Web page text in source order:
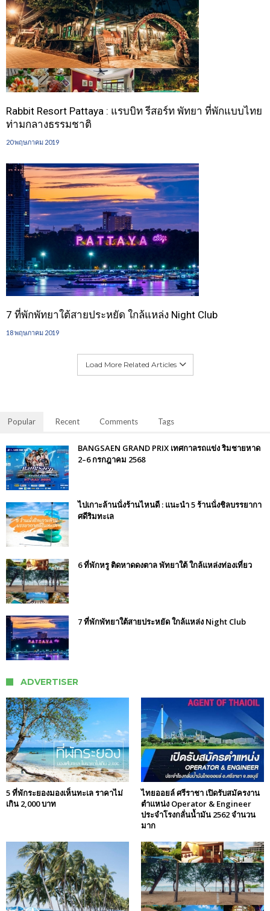
Rabbit Resort Pattaya : แรบบิท รีสอร์ท พัทยา ที่พักแบบไทย
ท่ามกลางธรรมชาติ
20 พฤษภาคม 2019
7 ที่พักพัทยาใต้สายประหยัด ใกล้แหล่ง Night Club
18 พฤษภาคม 2019
Load More Related Articles
Popular Recent Comments Tags
BANGSAEN GRAND PRIX เทศกาลรถแข่ง ริมชายหาด
2–6 กรกฎาคม 2568
ไปเกาะล้านนั่งร้านไหนดี : แนะนำ 5 ร้านนั่งชิลบรรยากา
ศดีริมทะเล
6 ที่พักหรู ติดหาดดงตาล พัทยาใต้ ใกล้แหล่งท่องเที่ยว
7 ที่พักพัทยาใต้สายประหยัด ใกล้แหล่ง Night Club
ADVERTISER
5 ที่พักระยองมองเห็นทะเล ราคาไม่
เกิน 2,000 บาท
ไทยออยล์ ศรีราชา เปิดรับสมัครงาน
ตำแหน่ง Operator & Engineer
ประจำโรงกลั่นน้ำมัน 2562 จำนวน
มาก